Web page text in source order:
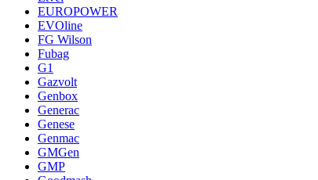
EUROPOWER
EVOline
FG Wilson
Fubag
G1
Gazvolt
Genbox
Generac
Genese
Genmac
GMGen
GMP